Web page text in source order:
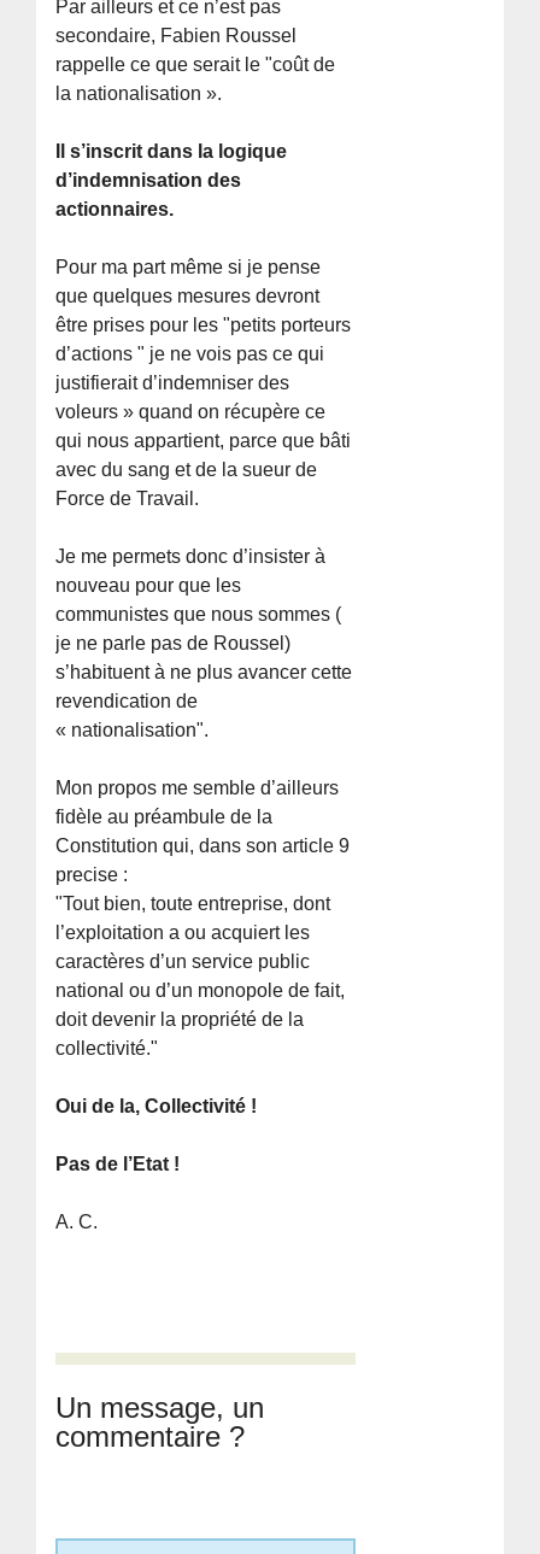
Par ailleurs et ce n’est pas
secondaire, Fabien Roussel
rappelle ce que serait le "coût de
la nationalisation ».
Il s’inscrit dans la logique
d’indemnisation des
actionnaires.
Pour ma part même si je pense
que quelques mesures devront
être prises pour les "petits porteurs
d’actions " je ne vois pas ce qui
justifierait d’indemniser des
voleurs » quand on récupère ce
qui nous appartient, parce que bâti
avec du sang et de la sueur de
Force de Travail.
Je me permets donc d’insister à
nouveau pour que les
communistes que nous sommes (
je ne parle pas de Roussel)
s’habituent à ne plus avancer cette
revendication de
« nationalisation".
Mon propos me semble d’ailleurs
fidèle au préambule de la
Constitution qui, dans son article 9
precise :
"Tout bien, toute entreprise, dont
l’exploitation a ou acquiert les
caractères d’un service public
national ou d’un monopole de fait,
doit devenir la propriété de la
collectivité."
Oui de la, Collectivité !
Pas de l’Etat !
A. C.
Un message, un
commentaire ?